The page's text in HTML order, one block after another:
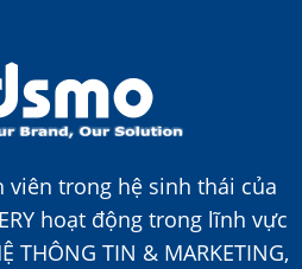
viên trong hệ sinh thái của
hoạt động trong lĩnh vực
THÔNG TIN & MARKETING,